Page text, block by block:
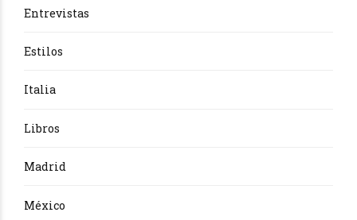
Entrevistas
Estilos
Italia
Libros
Madrid
México